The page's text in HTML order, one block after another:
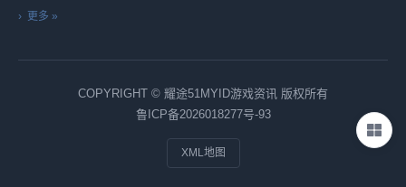
更多 »
COPYRIGHT © 耀途51MYID游戏资讯 版权所有
鲁ICP备2026018277号-93
XML地图